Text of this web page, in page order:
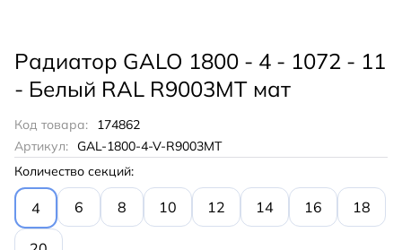
Радиатор GALO 1800 - 4 - 1072 - 11
- Белый RAL R9003MT мат
Код товара:
174862
Артикул:
GAL-1800-4-V-R9003MT
Количество секций:
4 6 8 10 12 14 16 18